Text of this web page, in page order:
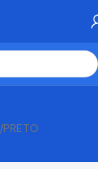
PRETO